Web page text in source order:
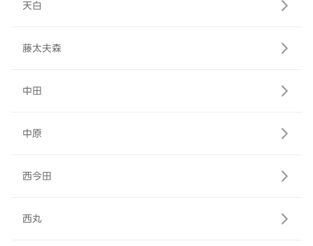
天白
藤太夫森
中田
中原
西今田
西丸